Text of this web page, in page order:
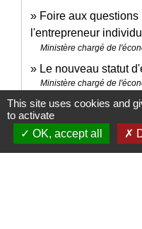
Foire aux
l'entrepreneur
Ministère chargé de
Le nouveau statut
Ministère chargé de
Signaler
This site uses cookies and
to activate
OK, accept all